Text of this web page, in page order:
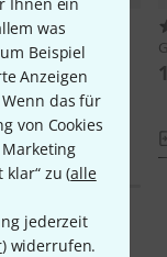
was
Beispiel
Anzeigen
das für
von Cookies
zu (alle
jederzeit
) widerrufen.
3
1R B Bass Tuner